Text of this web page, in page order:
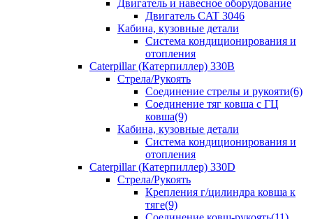
Двигатель и навесное оборудование
Двигатель CAT 3046
Кабина, кузовные детали
Система кондиционирования и
отопления
Caterpillar (Катерпиллер) 330B
Стрела/Рукоять
Соединение стрелы и рукояти(6)
Соединение тяг ковша с ГЦ
ковша(9)
Кабина, кузовные детали
Система кондиционирования и
отопления
Caterpillar (Катерпиллер) 330D
Стрела/Рукоять
Крепления г/цилиндра ковша к
тяге(9)